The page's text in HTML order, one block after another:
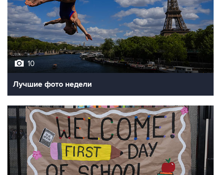
10
Лучшие фото недели